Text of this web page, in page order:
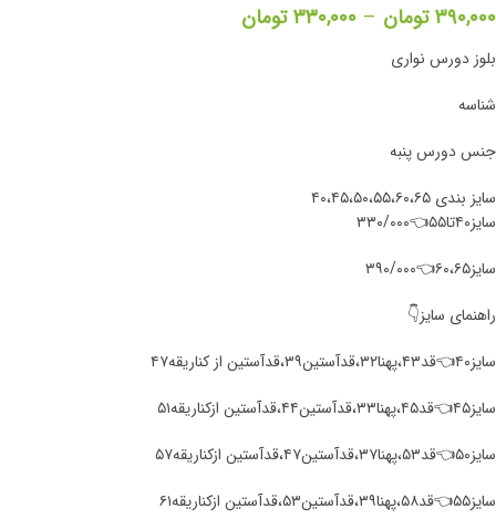
۳۹۰,۰۰۰ تومان – ۳۳۰,۰۰۰ تومان
بلوز دورس نواری
شناسه
جنس دورس پنبه
سایز بندی ۴۰،۴۵،۵۰،۵۵،۶۰،۶۵
سایز۴۰تا۵۵👈۳۳۰/۰۰۰
سایز۶۰،۶۵👈۳۹۰/۰۰۰
راهنمای سایز👇
سایز۴۰👈قد۴۳،پهنا۳۲،قدآستین۳۹،قدآستین از کناریقه۴۷
سایز۴۵👈قد۴۵،پهنا۳۳،قدآستین۴۴،قدآستین ازکناریقه۵۱
سایز۵۰👈قد۵۳،پهنا۳۷،قدآستین۴۷،قدآستین ازکناریقه۵۷
سایز۵۵👈قد۵۸،پهنا۳۹،قدآستین۵۳،قدآستین ازکناریقه۶۱